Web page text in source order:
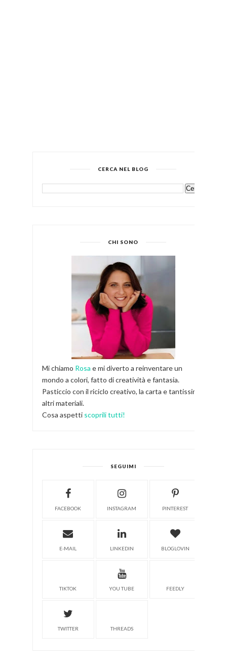
CERCA NEL BLOG
CHI SONO
Mi chiamo Rosa e mi diverto a reinventare un
mondo a colori, fatto di creatività e fantasia.
Pasticcio con il riciclo creativo, la carta e tantissimi
altri materiali.
Cosa aspetti scoprili tutti!
SEGUIMI
FACEBOOK INSTAGRAM PINTEREST
E-MAIL LINKEDIN BLOGLOVIN
TIKTOK YOU TUBE FEEDLY
TWITTER THREADS